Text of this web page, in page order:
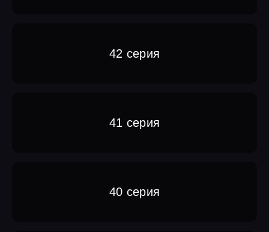
42 серия
41 серия
40 серия